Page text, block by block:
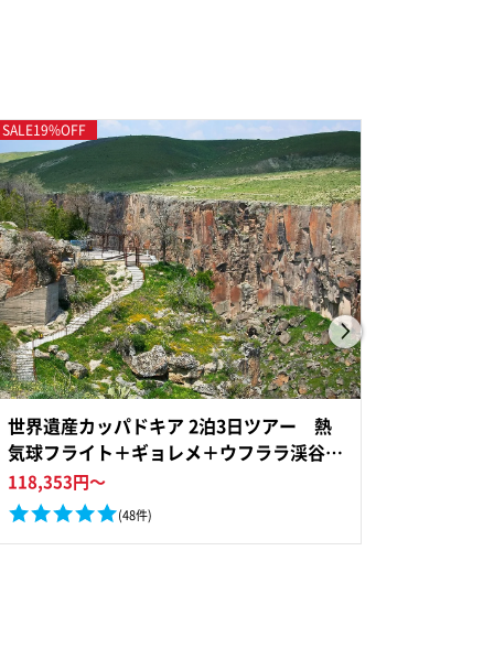
SALE19%OFF
世界遺産カッパドキア 2泊3日ツアー 熱
気球フライト＋ギョレメ＋ウフララ渓谷＋
地下都市 洞窟ホテルに2連泊＜貸切／日
本語ガイド／国内航空券込／イスタンブー
ル発＞
118,353円～
(48件)